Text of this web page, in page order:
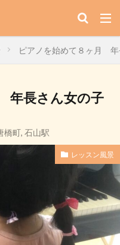
ピアノを始めて８ヶ月 年
年長さん女の子
橋町, 石山駅
レッスン風景